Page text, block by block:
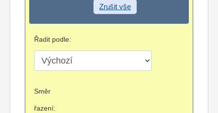
Zrušit vše
Řadit podle:
Směr
řazení: